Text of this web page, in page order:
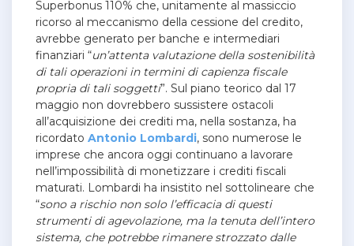
Superbonus 110% che, unitamente al massiccio
ricorso al meccanismo della cessione del credito,
avrebbe generato per banche e intermediari
finanziari “un’attenta valutazione della sostenibilità
di tali operazioni in termini di capienza fiscale
propria di tali soggetti”. Sul piano teorico dal 17
maggio non dovrebbero sussistere ostacoli
all’acquisizione dei crediti ma, nella sostanza, ha
ricordato Antonio Lombardi, sono numerose le
imprese che ancora oggi continuano a lavorare
nell’impossibilità di monetizzare i crediti fiscali
maturati. Lombardi ha insistito nel sottolineare che
“sono a rischio non solo l’efficacia di questi
strumenti di agevolazione, ma la tenuta dell’intero
sistema, che potrebbe rimanere strozzato dalle